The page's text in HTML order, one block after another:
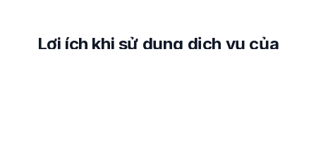
Lợi ích khi sử dụng dịch vụ của